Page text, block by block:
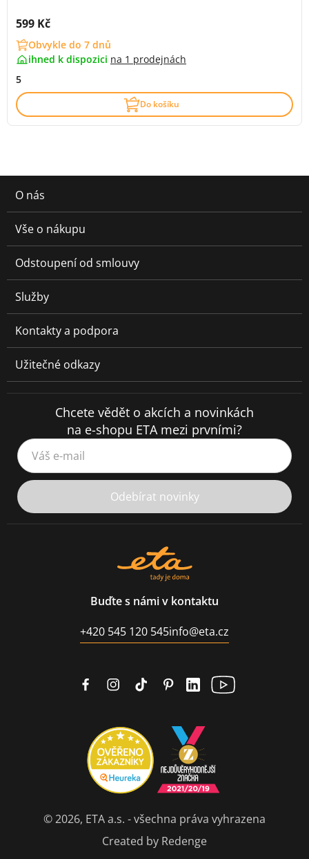
Cena s DPH:
599 Kč
Obvykle do 7 dnů
ihned k dispozici na 1 prodejnách
5
Do košíku
O nás
Vše o nákupu
Odstoupení od smlouvy
Služby
Kontakty a podpora
Užitečné odkazy
Chcete vědět o akcích a novinkách
na e-shopu ETA mezi prvními?
Váš e-mail
Odebírat novinky
Buďte s námi v kontaktu
+420 545 120 545info@eta.cz
© 2026, ETA a.s. - všechna práva vyhrazena
Created by Redenge